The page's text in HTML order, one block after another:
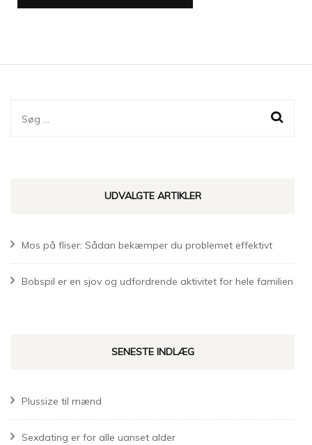
Søg
UDVALGTE ARTIKLER
Mos på fliser: Sådan bekæmper du problemet effektivt
Bobspil er en sjov og udfordrende aktivitet for hele familien
SENESTE INDLÆG
Plussize til mænd
Sexdating er for alle uanset alder